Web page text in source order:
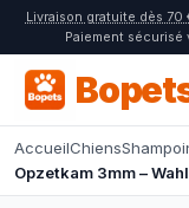
Livraison gratuite dès 70
Paiement sécurisé
AccueilChiens
Opzetkam 3mm –